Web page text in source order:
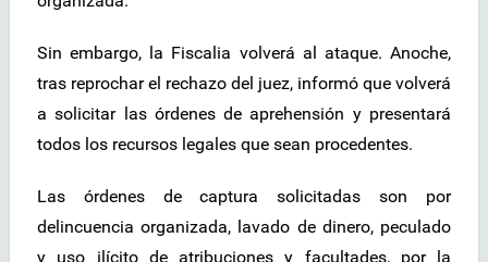
Sin embargo, la Fiscalia volverá al ataque. Anoche,
tras reprochar el rechazo del juez, informó que volverá
a solicitar las órdenes de aprehensión y presentará
todos los recursos legales que sean procedentes.
Las órdenes de captura solicitadas son por
delincuencia organizada, lavado de dinero, peculado
y uso ilícito de atribuciones y facultades, por la